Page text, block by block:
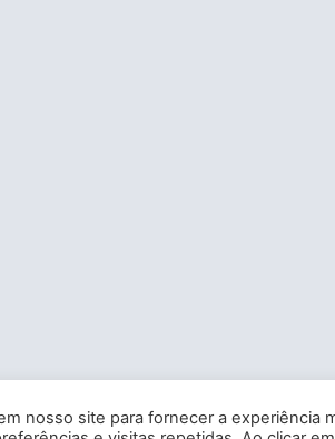
nosso site para fornecer a experiência